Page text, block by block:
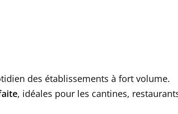
des établissements à fort volume.
, idéales pour les cantines,